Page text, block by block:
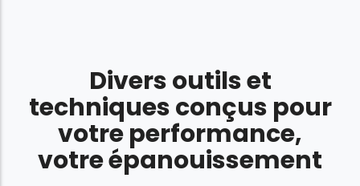
Divers outils et
techniques conçus pour
votre performance,
votre épanouissement